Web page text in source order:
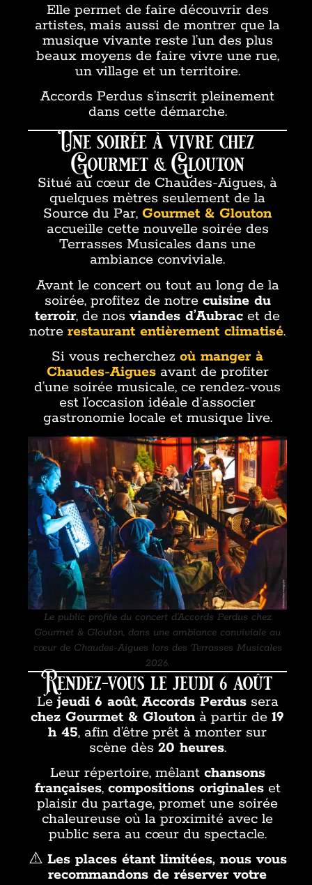
Elle permet de faire découvrir des
artistes, mais aussi de montrer que la
musique vivante reste l’un des plus
beaux moyens de faire vivre une rue,
un village et un territoire.
Accords Perdus s’inscrit pleinement
dans cette démarche.
Une soirée à vivre chez
Gourmet & Glouton
Situé au cœur de Chaudes-Aigues, à
quelques mètres seulement de la
Source du Par,Gourmet & Glouton
accueille cette nouvelle soirée des
Terrasses Musicales dans une
ambiance conviviale.
Avant le concert ou tout au long de la
soirée, profitez de notre cuisine du
terroir, de nosviandes d’Aubrac et de
notrerestaurant entièrement climatisé.
Si vous recherchezoù manger à
Chaudes-Aiguesavant de profiter
d’une soirée musicale, ce rendez-vous
est l’occasion idéale d’associer
gastronomie locale et musique live.
Le public profite du concert d’Accords Perdus chez
Gourmet & Glouton, dans une ambiance conviviale au
cœur de Chaudes-Aigues lors des Terrasses Musicales
2026.
Rendez-vous le jeudi 6 août
Le jeudi 6 août, Accords Perdussera
chez Gourmet & Glouton à partir de19
h 45, afin d’être prêt à monter sur
scène dès 20 heures.
Leur répertoire, mêlant chansons
françaises, compositions originaleset
plaisir du partage, promet une soirée
chaleureuse où la proximité avec le
public sera au cœur du spectacle.
⚠️ Les places étant limitées, nous vous
recommandons de réserver votre